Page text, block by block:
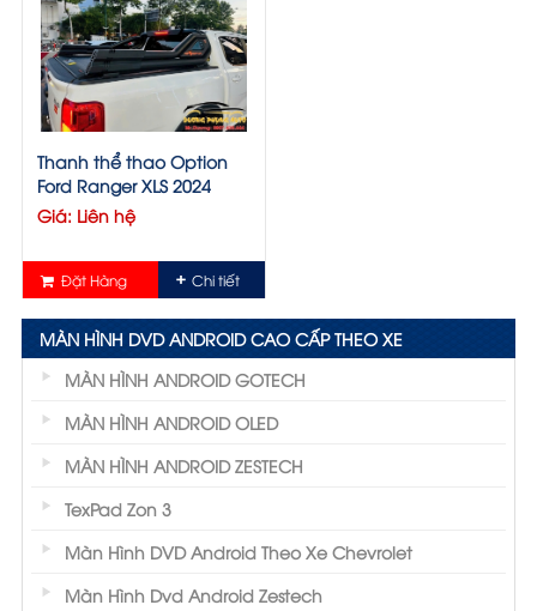
Thanh thể thao Option
Ford Ranger XLS 2024
Giá: Liên hệ
Đặt Hàng Chi tiết
MÀN HÌNH DVD ANDROID CAO CẤP THEO XE
MÀN HÌNH ANDROID GOTECH
MÀN HÌNH ANDROID OLED
MÀN HÌNH ANDROID ZESTECH
TexPad Zon 3
Màn Hình DVD Android Theo Xe Chevrolet
Màn Hình Dvd Android Zestech